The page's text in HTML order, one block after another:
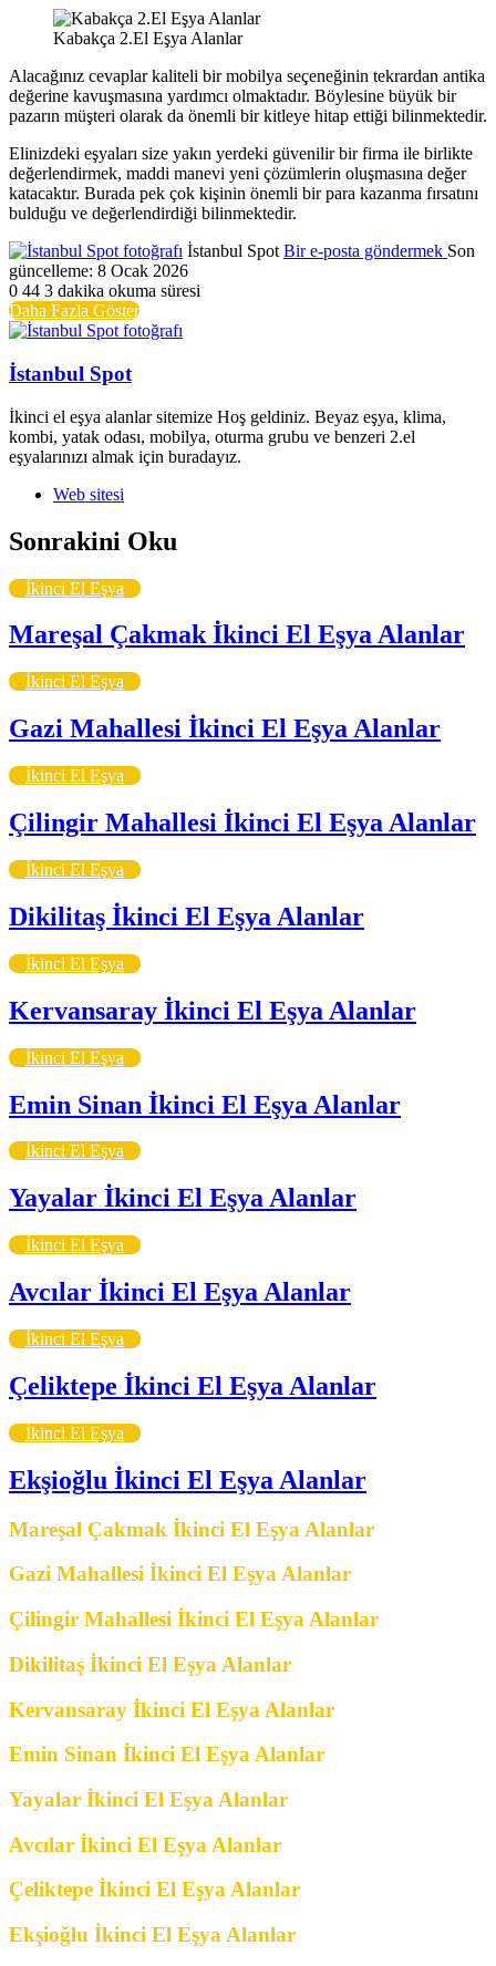
Kabakça 2.El Eşya Alanlar
Alacağınız cevaplar kaliteli bir mobilya seçeneğinin tekrardan antika
değerine kavuşmasına yardımcı olmaktadır. Böylesine büyük bir
pazarın müşteri olarak da önemli bir kitleye hitap ettiği bilinmektedir.
Elinizdeki eşyaları size yakın yerdeki güvenilir bir firma ile birlikte
değerlendirmek, maddi manevi yeni çözümlerin oluşmasına değer
katacaktır. Burada pek çok kişinin önemli bir para kazanma fırsatını
bulduğu ve değerlendirdiği bilinmektedir.
İstanbul Spot Bir e-posta göndermek Son
güncelleme: 8 Ocak 2026
0 44 3 dakika okuma süresi
Daha Fazla Göster
İstanbul Spot
İkinci el eşya alanlar sitemize Hoş geldiniz. Beyaz eşya, klima,
kombi, yatak odası, mobilya, oturma grubu ve benzeri 2.el
eşyalarınızı almak için buradayız.
Web sitesi
Sonrakini Oku
İkinci El Eşya
Mareşal Çakmak İkinci El Eşya Alanlar
İkinci El Eşya
Gazi Mahallesi İkinci El Eşya Alanlar
İkinci El Eşya
Çilingir Mahallesi İkinci El Eşya Alanlar
İkinci El Eşya
Dikilitaş İkinci El Eşya Alanlar
İkinci El Eşya
Kervansaray İkinci El Eşya Alanlar
İkinci El Eşya
Emin Sinan İkinci El Eşya Alanlar
İkinci El Eşya
Yayalar İkinci El Eşya Alanlar
İkinci El Eşya
Avcılar İkinci El Eşya Alanlar
İkinci El Eşya
Çeliktepe İkinci El Eşya Alanlar
İkinci El Eşya
Ekşioğlu İkinci El Eşya Alanlar
Mareşal Çakmak İkinci El Eşya Alanlar
Gazi Mahallesi İkinci El Eşya Alanlar
Çilingir Mahallesi İkinci El Eşya Alanlar
Dikilitaş İkinci El Eşya Alanlar
Kervansaray İkinci El Eşya Alanlar
Emin Sinan İkinci El Eşya Alanlar
Yayalar İkinci El Eşya Alanlar
Avcılar İkinci El Eşya Alanlar
Çeliktepe İkinci El Eşya Alanlar
Ekşioğlu İkinci El Eşya Alanlar